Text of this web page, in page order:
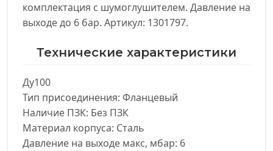
комплектация с шумоглушителем. Давление на
выходе до 6 бар. Артикул: 1301797.
Технические характеристики
Ду100
Тип присоединения: Фланцевый
Наличие ПЗК: Без ПЗК
Материал корпуса: Сталь
Давление на выходе макс, мбар: 6